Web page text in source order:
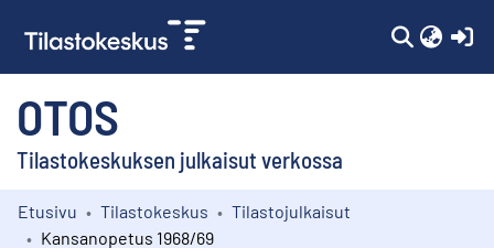
OTOS
Tilastokeskuksen julkaisut verkossa
Kokoelmat
Etusivu Tilastokeskus
Tilastojulkaisut
Kansanopetus 1968/69